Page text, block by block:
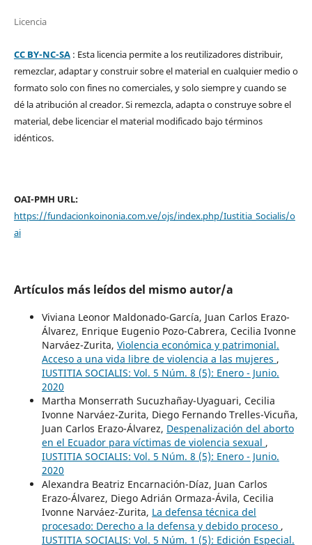
Licencia
CC BY-NC-SA: Esta licencia permite a los reutilizadores distribuir,
remezclar, adaptar y construir sobre el material en cualquier medio o
formato solo con fines no comerciales, y solo siempre y cuando se
dé la atribución al creador. Si remezcla, adapta o construye sobre el
material, debe licenciar el material modificado bajo términos
idénticos.
OAI-PMH URL:
https://fundacionkoinonia.com.ve/ojs/index.php/Iustitia_Socialis/o
ai
Artículos más leídos del mismo autor/a
Viviana Leonor Maldonado-García, Juan Carlos Erazo-
Álvarez, Enrique Eugenio Pozo-Cabrera, Cecilia Ivonne
Narváez-Zurita, Violencia económica y patrimonial.
Acceso a una vida libre de violencia a las mujeres ,
IUSTITIA SOCIALIS: Vol. 5 Núm. 8 (5): Enero - Junio.
2020
Martha Monserrath Sucuzhañay-Uyaguari, Cecilia
Ivonne Narváez-Zurita, Diego Fernando Trelles-Vicuña,
Juan Carlos Erazo-Álvarez, Despenalización del aborto
en el Ecuador para víctimas de violencia sexual ,
IUSTITIA SOCIALIS: Vol. 5 Núm. 8 (5): Enero - Junio.
2020
Alexandra Beatriz Encarnación-Díaz, Juan Carlos
Erazo-Álvarez, Diego Adrián Ormaza-Ávila, Cecilia
Ivonne Narváez-Zurita, La defensa técnica del
procesado: Derecho a la defensa y debido proceso ,
IUSTITIA SOCIALIS: Vol. 5 Núm. 1 (5): Edición Especial.